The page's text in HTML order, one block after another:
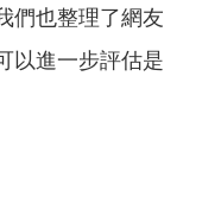
們也整理了網友
以進一步評估是